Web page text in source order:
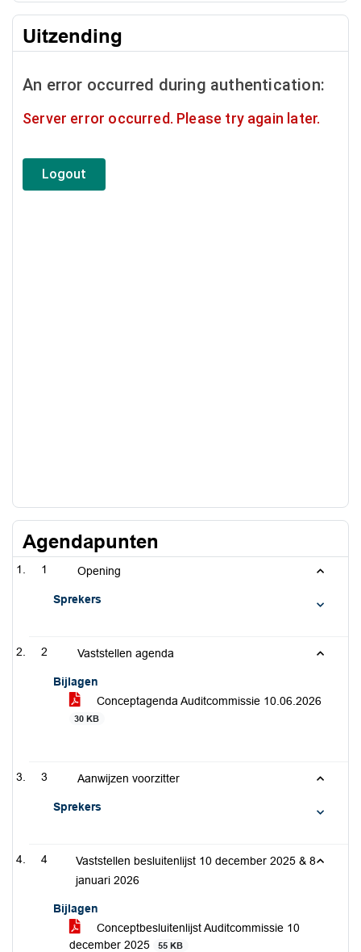
Uitzending
Agendapunten
1 Opening
Sprekers
2 Vaststellen agenda
Bijlagen
Conceptagenda Auditcommissie 10.06.2026
30 KB
3 Aanwijzen voorzitter
Sprekers
4
Vaststellen besluitenlijst 10 december 2025 & 8
januari 2026
Bijlagen
Conceptbesluitenlijst Auditcommissie 10
december 2025
55 KB